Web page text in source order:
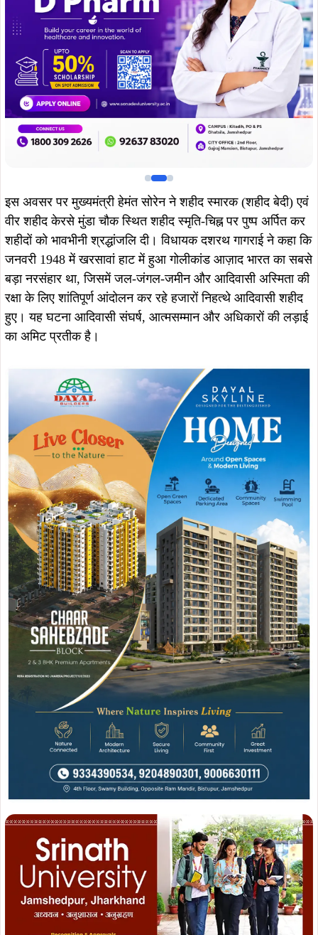
वीर शहीद केरसे मुंडा चौक स्थित शहीद स्मृति-चिह्न पर पुष्प अर्पित कर
शहीदों को भावभीनी श्रद्धांजलि दी। विधायक दशरथ गागराई ने कहा कि
जनवरी 1948 में खरसावां हाट में हुआ गोलीकांड आज़ाद भारत का सबसे
बड़ा नरसंहार था, जिसमें जल-जंगल-जमीन और आदिवासी अस्मिता की
रक्षा के लिए शांतिपूर्ण आंदोलन कर रहे हजारों निहत्थे आदिवासी शहीद
हुए। यह घटना आदिवासी संघर्ष, आत्मसम्मान और अधिकारों की लड़ाई
का अमिट प्रतीक है।